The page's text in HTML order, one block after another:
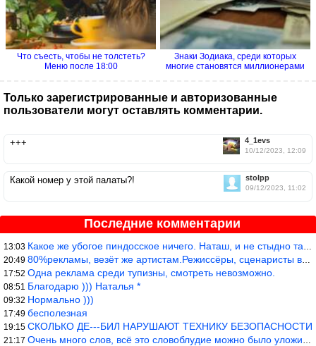
Что съесть, чтобы не толстеть?
Меню после 18:00
Знаки Зодиака, среди которых
многие становятся миллионерами
Только зарегистрированные и авторизованные
пользователи могут оставлять комментарии.
4_1evs
10/12/2023, 12:09
+++
stolpp
09/12/2023, 11:02
Какой номер у этой палаты?!
Последние комментарии
13:03 Какое же убогое пиндосское ничего. Наташ, и не стыдно такую фигн
20:49 80%рекламы, везёт же артистам.Режиссёры, сценаристы вы где или к
17:52 Одна реклама среди тупизны, смотреть невозможно.
08:51 Благодарю ))) Наталья *
09:32 Нормально )))
17:49 бесполезная
19:15 СКОЛЬКО ДЕ---БИЛ НАРУШАЮТ ТЕХНИКУ БЕЗОПАСНОСТИ
21:17 Очень много слов, всё это словоблудие можно было уложить в 1 мин